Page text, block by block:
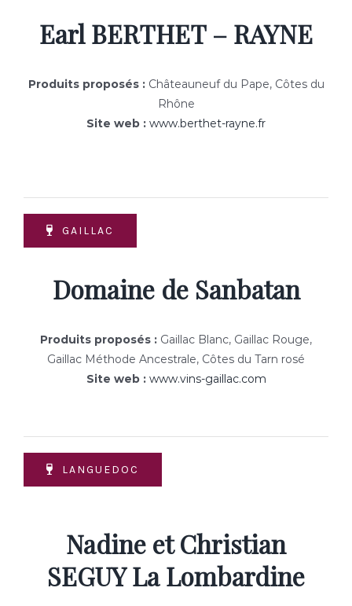
Earl BERTHET – RAYNE
Produits proposés :Châteauneuf du Pape, Côtes du
Rhône
Site web : www.berthet-rayne.fr
GAILLAC
Domaine de Sanbatan
Produits proposés : Gaillac Blanc, Gaillac Rouge,
Gaillac Méthode Ancestrale, Côtes du Tarn rosé
Site web : www.vins-gaillac.com
LANGUEDOC
Nadine et Christian
SEGUY La Lombardine